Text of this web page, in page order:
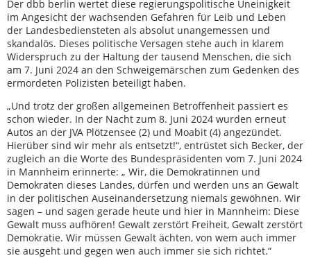
Der dbb berlin wertet diese regierungspolitische Uneinigkeit
im Angesicht der wachsenden Gefahren für Leib und Leben
der Landesbediensteten als absolut unangemessen und
skandalös. Dieses politische Versagen stehe auch in klarem
Widerspruch zu der Haltung der tausend Menschen, die sich
am 7. Juni 2024 an den Schweigemärschen zum Gedenken des
ermordeten Polizisten beteiligt haben.
„Und trotz der großen allgemeinen Betroffenheit passiert es
schon wieder. In der Nacht zum 8. Juni 2024 wurden erneut
Autos an der JVA Plötzensee (2) und Moabit (4) angezündet.
Hierüber sind wir mehr als entsetzt!“, entrüstet sich Becker, der
zugleich an die Worte des Bundespräsidenten vom 7. Juni 2024
in Mannheim erinnerte: „ Wir, die Demokratinnen und
Demokraten dieses Landes, dürfen und werden uns an Gewalt
in der politischen Auseinandersetzung niemals gewöhnen. Wir
sagen – und sagen gerade heute und hier in Mannheim: Diese
Gewalt muss aufhören! Gewalt zerstört Freiheit, Gewalt zerstört
Demokratie. Wir müssen Gewalt ächten, von wem auch immer
sie ausgeht und gegen wen auch immer sie sich richtet.“